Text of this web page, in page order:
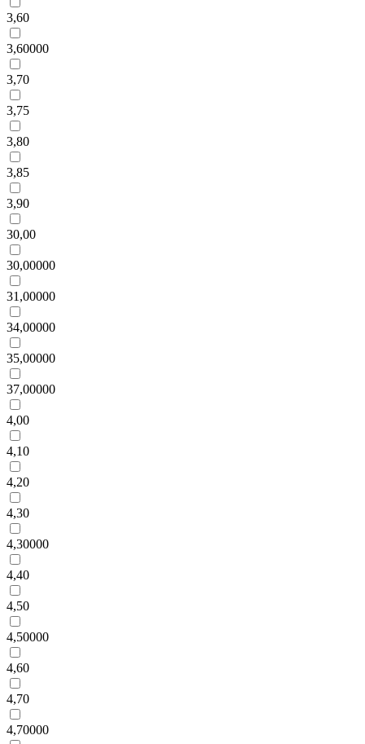
3,60
3,60000
3,70
3,75
3,80
3,85
3,90
30,00
30,00000
31,00000
34,00000
35,00000
37,00000
4,00
4,10
4,20
4,30
4,30000
4,40
4,50
4,50000
4,60
4,70
4,70000